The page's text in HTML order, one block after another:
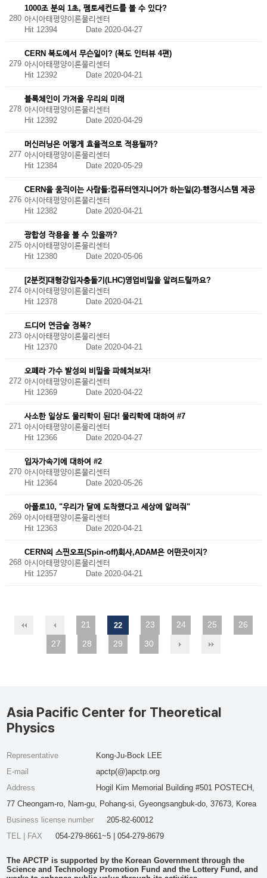
280
1000조 분의 1초, 펨토세컨드를 볼 수 있다?
아시아태평양이론물리센터
Hit 12394 Date 2020-04-27
279
CERN 복도에서 무슨일이? (복도 인터뷰 4편)
아시아태평양이론물리센터
Hit 12392 Date 2020-04-21
278
블록체인이 가져올 우리의 미래
아시아태평양이론물리센터
Hit 12392 Date 2020-04-29
277
머신러닝은 어떻게 효율적으로 적용될까?
아시아태평양이론물리센터
Hit 12384 Date 2020-05-29
276
CERN을 움직이는 사람들:컴퓨터엔지니어가 하는일(2)-행정시스템 제공
아시아태평양이론물리센터
Hit 12382 Date 2020-04-21
275
광합성 작용을 볼 수 있을까?
아시아태평양이론물리센터
Hit 12380 Date 2020-05-06
274
[2분컷]대형강입자충돌기(LHC)영업비밀을 알려드릴까요?
아시아태평양이론물리센터
Hit 12378 Date 2020-04-21
273
드디어 연금술 정복?
아시아태평양이론물리센터
Hit 12370 Date 2020-04-21
272
오페라 가수 발성의 비밀을 파헤쳐보자!
아시아태평양이론물리센터
Hit 12369 Date 2020-04-22
271
사소한 일상도 물리학이 된다! 물리학에 대하여 #7
아시아태평양이론물리센터
Hit 12366 Date 2020-04-27
270
입자가속기에 대하여 #2
아시아태평양이론물리센터
Hit 12364 Date 2020-05-26
269
아폴로10, "우리가 달에 도착했다고 세상에 알려줘"
아시아태평양이론물리센터
Hit 12363 Date 2020-04-21
268
CERN의 스핀오프(Spin-off)회사,ADAM은 어떤곳이지?
아시아태평양이론물리센터
Hit 12357 Date 2020-04-21
21 22 23 24 25
26
27
28 29 30
Asia Pacific Center for Theoretical
Physics
Representative
Kong-Ju-Bock LEE
E-mail
apctp(@)apctp.org
Address
Hogil Kim Memorial Building #501 POSTECH,
77 Cheongam-ro, Nam-gu, Pohang-si, Gyeongsangbuk-do, 37673, Korea
Business license number
205-82-60012
TEL | FAX
054-279-8661~5 | 054-279-8679
The APCTP is supported by the Korean Government through the
Science and Technology Promotion Fund and the Lottery Fund, and